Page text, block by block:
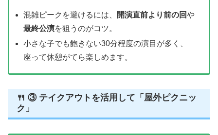
混雑ピークを避けるには、 開演直前より前の回や
最終公演を狙うのがコツ。
小さな子でも飽きない30分程度の演目が多く、
座って休憩がてら楽しめます。
🍴 ③ テイクアウトを活用して「屋外ピクニッ
ク」